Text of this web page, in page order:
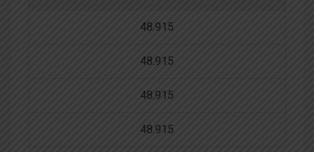
48.915
48.915
48.915
48.915